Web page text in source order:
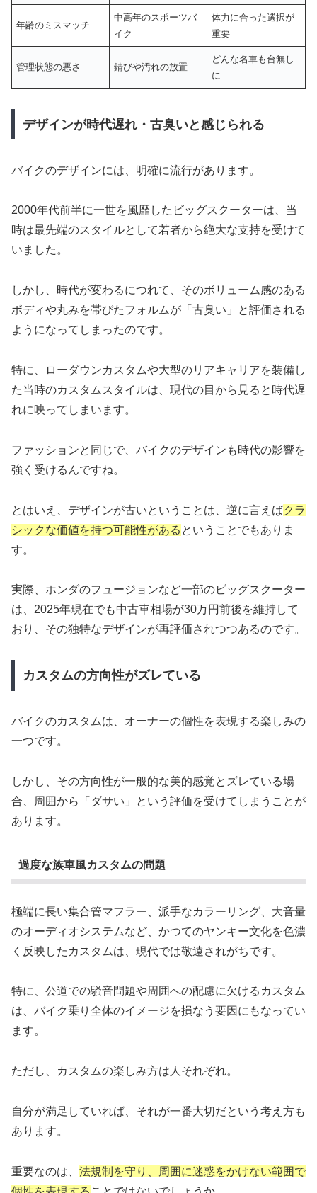
年齢のミスマッチ
中高年のスポーツバ
イク
体力に合った選択が
重要
管理状態の悪さ 錆びや汚れの放置
どんな名車も台無し
に
デザインが時代遅れ・古臭いと感じられる
バイクのデザインには、明確に流行があります。
2000年代前半に一世を風靡したビッグスクーターは、当
時は最先端のスタイルとして若者から絶大な支持を受けて
いました。
しかし、時代が変わるにつれて、そのボリューム感のある
ボディや丸みを帯びたフォルムが「古臭い」と評価される
ようになってしまったのです。
特に、ローダウンカスタムや大型のリアキャリアを装備し
た当時のカスタムスタイルは、現代の目から見ると時代遅
れに映ってしまいます。
ファッションと同じで、バイクのデザインも時代の影響を
強く受けるんですね。
とはいえ、デザインが古いということは、逆に言えばクラ
シックな価値を持つ可能性がある ということでもありま
す。
実際、ホンダのフュージョンなど一部のビッグスクーター
は、2025年現在でも中古車相場が30万円前後を維持して
おり、その独特なデザインが再評価されつつあるのです。
カスタムの方向性がズレている
バイクのカスタムは、オーナーの個性を表現する楽しみの
一つです。
しかし、その方向性が一般的な美的感覚とズレている場
合、周囲から「ダサい」という評価を受けてしまうことが
あります。
過度な族車風カスタムの問題
極端に長い集合管マフラー、派手なカラーリング、大音量
のオーディオシステムなど、かつてのヤンキー文化を色濃
く反映したカスタムは、現代では敬遠されがちです。
特に、公道での騒音問題や周囲への配慮に欠けるカスタム
は、バイク乗り全体のイメージを損なう要因にもなってい
ます。
ただし、カスタムの楽しみ方は人それぞれ。
自分が満足していれば、それが一番大切だという考え方も
あります。
重要なのは、 法規制を守り、周囲に迷惑をかけない範囲で